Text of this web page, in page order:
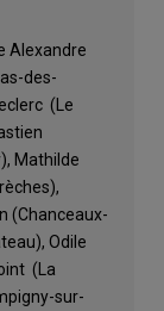
Alexandre
des-
(Le
Mathilde
(Chanceaux-
Odile
(La
sur-